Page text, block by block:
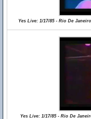
Yes Live: 1/17/85 - Rio De
Yes Live: 1/17/85 - Rio De